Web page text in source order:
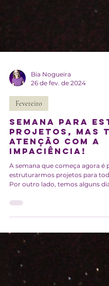
Bia Nogueira
26 de fev. de 2024
Fevereiro
Semana para
projetos, mas
atenção com a
impaciência!
A semana que começa agora é
Por outro lado, temos alguns